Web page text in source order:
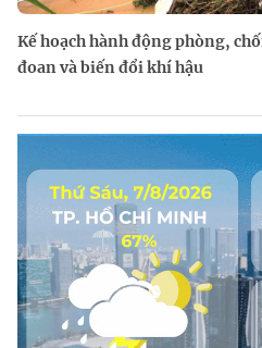
Kế hoạch hành động phòng,
đoan và biến đổi khí hậu